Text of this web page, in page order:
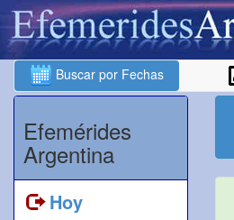
Buscar por Fechas
Efemérides
Argentina
Hoy